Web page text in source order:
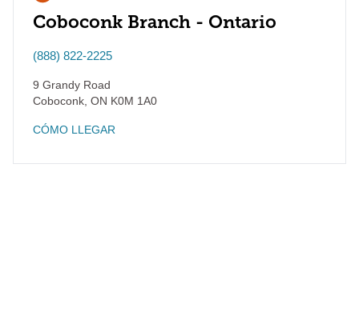
Coboconk Branch - Ontario
(888) 822-2225
9 Grandy Road
Coboconk ON K0M 1A0
CÓMO LLEGAR